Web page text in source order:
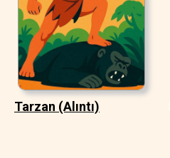
Tarzan (Alıntı)